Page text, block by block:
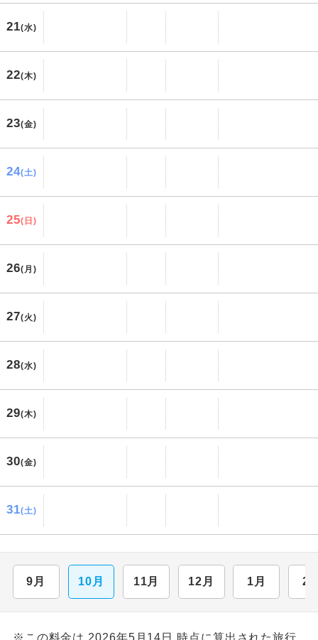
21(水)
22(木)
23(金)
24(土)
25(日)
26(月)
27(火)
28(水)
29(木)
30(金)
31(土)
9月 10月 11月 12月 1月 2
※この料金は 2026年5月14日 時点に算出された旅行